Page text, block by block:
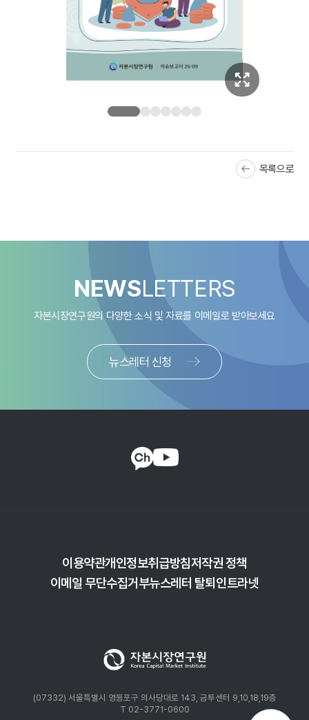
목록으로
NEWSLETTERS
자본시장연구원의 다양한 소식 및 자료를 이메일로 받아보세요
뉴스레터 신청
이용약관개인정보취급방침저작권 정책
이메일 무단수집거부뉴스레터 탈퇴 인트라넷
(07332) 서울특별시 영등포구 의사당대로 143, 금투센터 9,10,18,19층
T 02-3771-0600